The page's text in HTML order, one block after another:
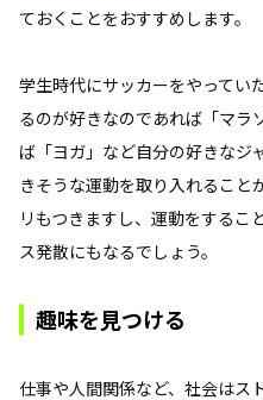
ておくことをおすすめします。
学生時代にサッカーをやってい
るのが好きなのであれば「マラ
ば「ヨガ」など自分の好きなジ
きそうな運動を取り入れること
リもつきますし、運動をするこ
ス発散にもなるでしょう。
趣味を見つける
仕事や人間関係など、社会はス